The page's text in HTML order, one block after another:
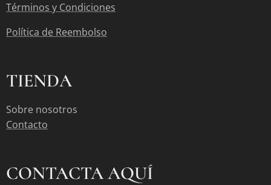
Términos y Condiciones
Política de Reembolso
TIENDA
Sobre nosotros
Contacto
CONTACTA AQUÍ